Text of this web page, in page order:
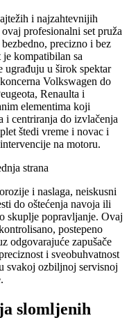
i najzahtevnijih
profesionalni set pruža
precizno i bez
je kompatibilan sa
ugrađuju u širok spektar
Volkswagen do
Renaulta i
elementima koji
i centriranja do izvlačenja
štedi vreme i novac i
na motoru.
i naslaga, neiskusni
do oštećenja navoja ili
skuplje popravljanje. Ovaj
postepeno
odgovarajuće zapušače
i sveobuhvatnost
svakoj ozbiljnoj servisnoj
slomljenih